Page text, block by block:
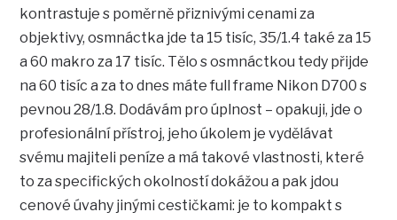
kontrastuje s poměrně přiznivými cenami za
objektivy, osmnáctka jde ta 15 tisíc, 35/1.4 také za 15
a 60 makro za 17 tisíc. Tělo s osmnáctkou tedy přijde
na 60 tisíc a za to dnes máte full frame Nikon D700 s
pevnou 28/1.8. Dodávám pro úplnost – opakuji, jde o
profesionální přístroj, jeho úkolem je vydělávat
svému majiteli peníze a má takové vlastnosti, které
to za specifických okolností dokážou a pak jdou
cenové úvahy jinými cestičkami: je to kompakt s